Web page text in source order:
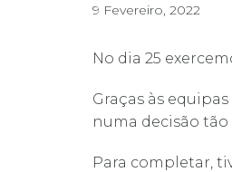
9 Fevereiro, 2022
No dia 25
Graças às
numa decisão
Para completar,